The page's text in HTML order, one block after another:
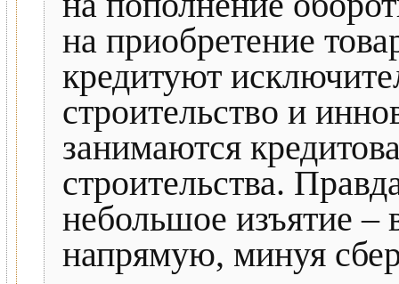
на приобретение
кредитуют
строительство и
занимаются
строительства.
небольшое изъятие –
напрямую, минуя